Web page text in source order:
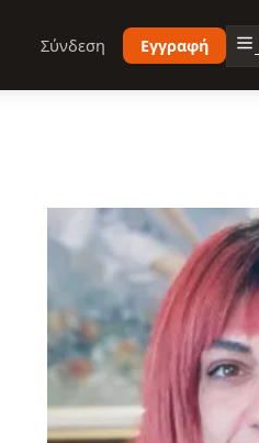
Σύνδεση Εγγραφή